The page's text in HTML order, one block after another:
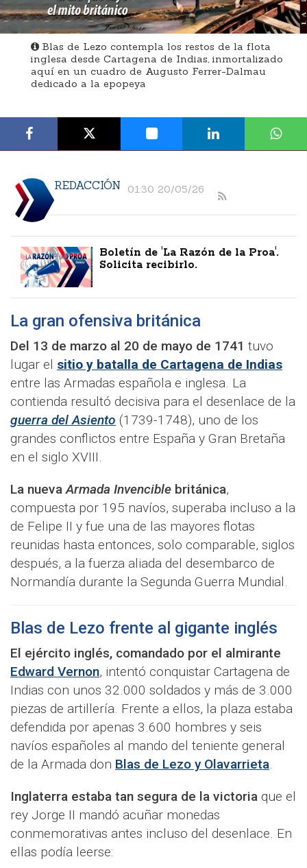
Blas de Lezo contempla los restos de la flota
inglesa desde Cartagena de Indias, inmortalizado
aquí en un cuadro de Augusto Ferrer-Dalmau
dedicado a la epopeya
REDACCIÓN 01:30 20/05/26
Boletín de 'La Razón de la Proa'.
Solicita recibirlo.
La gran ofensiva británica
Del 13 de marzo al 20 de mayo de 1741 tuvo
lugar el sitio y batalla de Cartagena de Indias
entre las Armadas española e inglesa. La
contienda resultó decisiva para el desenlace de la
guerra del Asiento (1739-1748), uno de los
grandes conflictos entre España y Gran Bretaña
en el siglo XVIII.
La nuevaArmada Invencible británica,
compuesta por 195 navíos, superaba incluso a la
de Felipe II y fue una de las mayores flotas
reunidas hasta entonces, solo comparable, siglos
después, a la fuerza aliada del desembarco de
Normandía durante la Segunda Guerra Mundial.
Blas de Lezo frente al gigante inglés
El ejército inglés, comandado por el almirante
Edward Vernon, intentó conquistar Cartagena de
Indias con unos 32.000 soldados y más de 3.000
piezas de artillería. Frente a ellos, la plaza estaba
defendida por apenas 3.600 hombres y seis
navíos españoles al mando del teniente general
de la Armada don Blas de Lezo y Olavarrieta.
Inglaterra estaba tan segura de la victoria que el
rey Jorge II mandó acuñar monedas
conmemorativas antes incluso del desenlace. En
ellas podía leerse: